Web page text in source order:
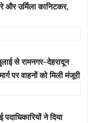
उर्मिला कानिटकर,
से रामनगर–देहरादून
पर वाहनों को मिली मंजूरी
ने दिया